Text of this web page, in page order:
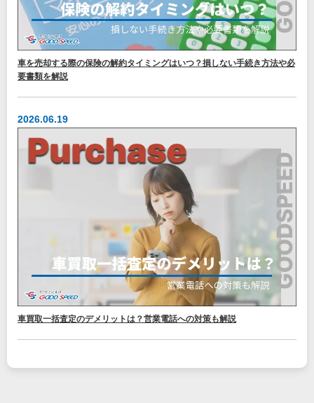
車を売却する際の保険の解約タイミングはいつ？損しない手続き方法や必
要書類を解説
2026.06.19
車買取一括査定のデメリットは？営業電話への対策も解説